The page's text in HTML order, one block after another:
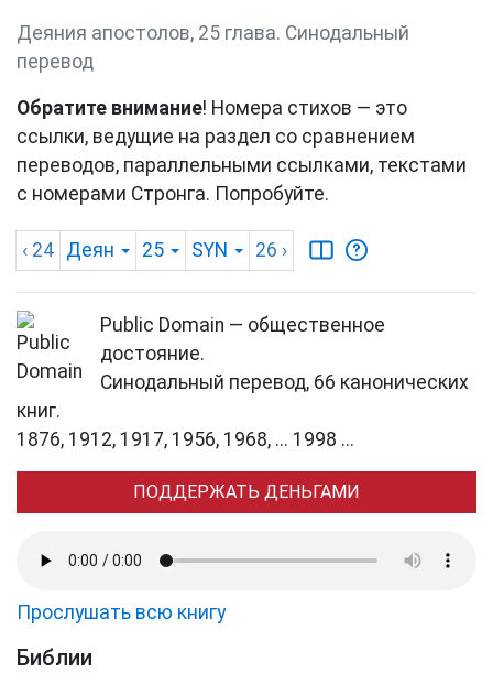
Деяния апостолов, 25 глава. Синодальный
перевод
Обратите внимание! Номера стихов — это
ссылки, ведущие на раздел со сравнением
переводов, параллельными ссылками, текстами
с номерами Стронга. Попробуйте.
‹ 24 Деян 25 SYN 26 ›
Public Domain — общественное
достояние.
Синодальный перевод, 66 канонических
книг.
1876, 1912, 1917, 1956, 1968, ... 1998 ...
ПОДДЕРЖАТЬ ДЕНЬГАМИ
Прослушать всю книгу
Библии